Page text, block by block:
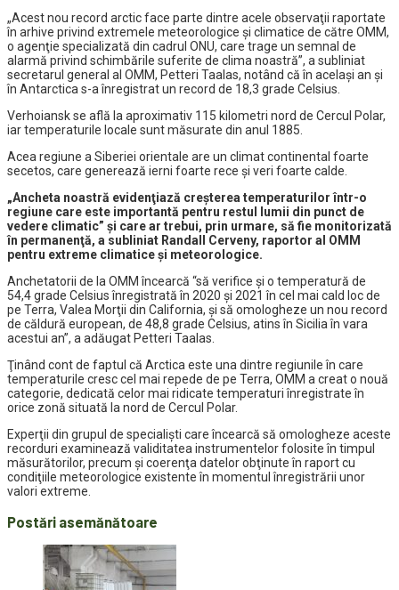
„Acest nou record arctic face parte dintre acele observaţii raportate
în arhive privind extremele meteorologice şi climatice de către OMM,
o agenţie specializată din cadrul ONU, care trage un semnal de
alarmă privind schimbările suferite de clima noastră”, a subliniat
secretarul general al OMM, Petteri Taalas, notând că în acelaşi an şi
în Antarctica s-a înregistrat un record de 18,3 grade Celsius.
Verhoiansk se află la aproximativ 115 kilometri nord de Cercul Polar,
iar temperaturile locale sunt măsurate din anul 1885.
Acea regiune a Siberiei orientale are un climat continental foarte
secetos, care generează ierni foarte rece şi veri foarte calde.
„Ancheta noastră evidenţiază creşterea temperaturilor într-o
regiune care este importantă pentru restul lumii din punct de
vedere climatic” şi care ar trebui, prin urmare, să fie monitorizată
în permanenţă, a subliniat Randall Cerveny, raportor al OMM
pentru extreme climatice şi meteorologice.
Anchetatorii de la OMM încearcă “să verifice şi o temperatură de
54,4 grade Celsius înregistrată în 2020 şi 2021 în cel mai cald loc de
pe Terra, Valea Morţii din California, şi să omologheze un nou record
de căldură european, de 48,8 grade Celsius, atins în Sicilia în vara
acestui an”, a adăugat Petteri Taalas.
Ţinând cont de faptul că Arctica este una dintre regiunile în care
temperaturile cresc cel mai repede de pe Terra, OMM a creat o nouă
categorie, dedicată celor mai ridicate temperaturi înregistrate în
orice zonă situată la nord de Cercul Polar.
Experţii din grupul de specialişti care încearcă să omologheze aceste
recorduri examinează validitatea instrumentelor folosite în timpul
măsurătorilor, precum şi coerenţa datelor obţinute în raport cu
condiţiile meteorologice existente în momentul înregistrării unor
valori extreme.
Postări asemănătoare